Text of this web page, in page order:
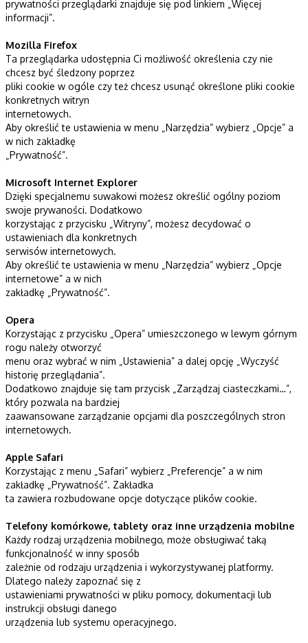
prywatności przeglądarki znajduje się pod linkiem „Więcej
informacji”.
Mozilla Firefox
Ta przeglądarka udostępnia Ci możliwość określenia czy nie
chcesz być śledzony poprzez
pliki cookie w ogóle czy też chcesz usunąć określone pliki cookie
konkretnych witryn
internetowych.
Aby określić te ustawienia w menu „Narzędzia” wybierz „Opcje” a
w nich zakładkę
„Prywatność”.
Microsoft Internet Explorer
Dzięki specjalnemu suwakowi możesz określić ogólny poziom
swoje prywaności. Dodatkowo
korzystając z przycisku „Witryny”, możesz decydować o
ustawieniach dla konkretnych
serwisów internetowych.
Aby określić te ustawienia w menu „Narzędzia” wybierz „Opcje
internetowe” a w nich
zakładkę „Prywatność”.
Opera
Korzystając z przycisku „Opera” umieszczonego w lewym górnym
rogu należy otworzyć
menu oraz wybrać w nim „Ustawienia” a dalej opcję „Wyczyść
historię przeglądania”.
Dodatkowo znajduje się tam przycisk „Zarządzaj ciasteczkami…”,
który pozwala na bardziej
zaawansowane zarządzanie opcjami dla poszczególnych stron
internetowych.
Apple Safari
Korzystając z menu „Safari” wybierz „Preferencje” a w nim
zakładkę „Prywatność”. Zakładka
ta zawiera rozbudowane opcje dotyczące plików cookie.
Telefony komórkowe, tablety oraz inne urządzenia mobilne
Każdy rodzaj urządzenia mobilnego, może obsługiwać taką
funkcjonalność w inny sposób
zależnie od rodzaju urządzenia i wykorzystywanej platformy.
Dlatego należy zapoznać się z
ustawieniami prywatności w pliku pomocy, dokumentacji lub
instrukcji obsługi danego
urządzenia lub systemu operacyjnego.